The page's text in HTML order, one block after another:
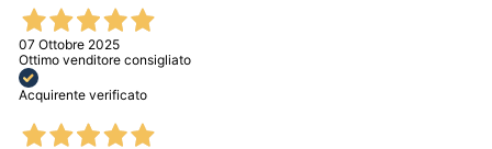
07 Ottobre 2025
Ottimo venditore consigliato
Acquirente verificato